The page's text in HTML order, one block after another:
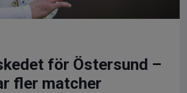
för Östersund –
fler matcher